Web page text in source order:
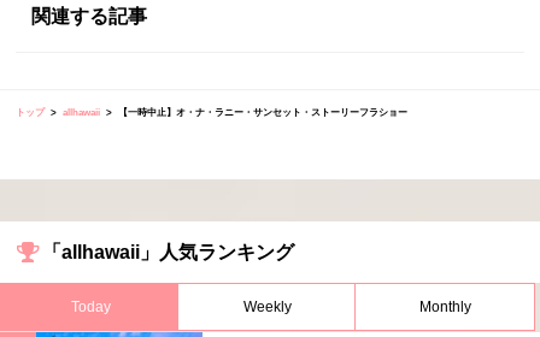
関連する記事
トップ allhawaii 【一時中止】オ・ナ・ラニー・サンセット・ストーリーフラショー
「allhawaii」人気ランキング
Today Weekly Monthly